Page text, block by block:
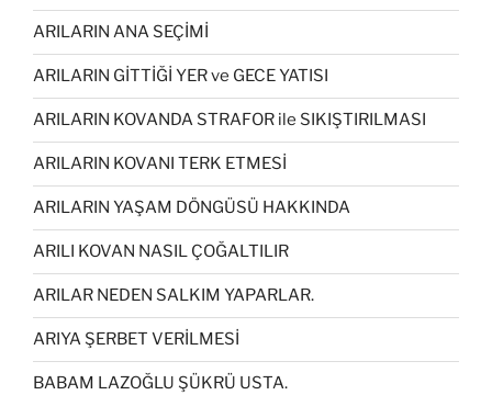
ARILARIN ANA SEÇİMİ
ARILARIN GİTTİĞİ YER ve GECE YATISI
ARILARIN KOVANDA STRAFOR ile SIKIŞTIRILMASI
ARILARIN KOVANI TERK ETMESİ
ARILARIN YAŞAM DÖNGÜSÜ HAKKINDA
ARILI KOVAN NASIL ÇOĞALTILIR
ARILAR NEDEN SALKIM YAPARLAR.
ARIYA ŞERBET VERİLMESİ
BABAM LAZOĞLU ŞÜKRÜ USTA.